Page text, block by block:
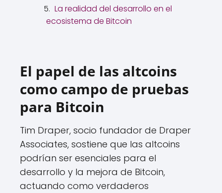
La realidad del desarrollo en el
ecosistema de Bitcoin
El papel de las altcoins
como campo de pruebas
para Bitcoin
Tim Draper, socio fundador de Draper
Associates, sostiene que las altcoins
podrían ser esenciales para el
desarrollo y la mejora de Bitcoin,
actuando como verdaderos